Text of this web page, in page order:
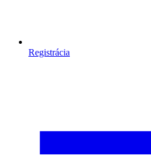
Registrácia